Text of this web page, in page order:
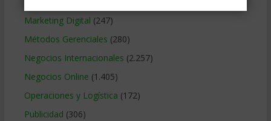
Marketing Digital (247)
Métodos Gerenciales (280)
Negocios Internacionales (2.257)
Negocios Online (1.405)
Operaciones y Logística (172)
Publicidad (306)